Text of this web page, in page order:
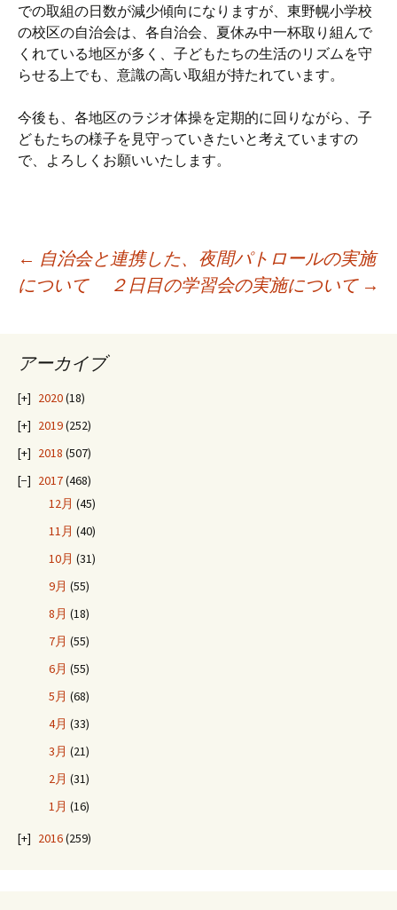
での取組の日数が減少傾向になりますが、東野幌小学校
の校区の自治会は、各自治会、夏休み中一杯取り組んで
くれている地区が多く、子どもたちの生活のリズムを守
らせる上でも、意識の高い取組が持たれています。
今後も、各地区のラジオ体操を定期的に回りながら、子
どもたちの様子を見守っていきたいと考えていますの
で、よろしくお願いいたします。
投
ナ
ビ
ゲ
← 自治会と連携した、夜間パトロールの実施
について
２日目の学習会の実施について →
アーカイブ
2020(18)
2019(252)
2018 (507)
2017(468)
12月 (45)
11月 (40)
10月 (31)
9月 (55)
8月 (18)
7月 (55)
6月 (55)
5月 (68)
4月 (33)
3月 (21)
2月 (31)
1月 (16)
2016(259)